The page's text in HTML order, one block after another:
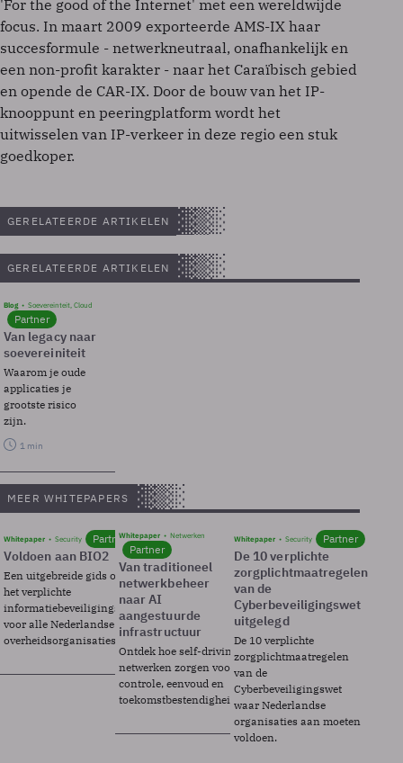
'For the good of the Internet' met een wereldwijde
focus. In maart 2009 exporteerde AMS-IX haar
succesformule - netwerkneutraal, onafhankelijk en
een non-profit karakter - naar het Caraïbisch gebied
en opende de CAR-IX. Door de bouw van het IP-
knooppunt en peeringplatform wordt het
uitwisselen van IP-verkeer in deze regio een stuk
goedkoper.
GERELATEERDE ARTIKELEN
GERELATEERDE ARTIKELEN
Blog Soevereinteit, Cloud
Partner
Van legacy naar
soevereiniteit
Waarom je oude
applicaties je
grootste risico
zijn.
1 min
MEER WHITEPAPERS
Whitepaper Security Partner
Voldoen aan BIO2
Een uitgebreide gids over BIO2,
het verplichte
informatiebeveiligingsframework
voor alle Nederlandse
overheidsorganisaties.
Whitepaper Netwerken
Partner
Van traditioneel
netwerkbeheer
naar AI
aangestuurde
infrastructuur
Ontdek hoe self-driving
netwerken zorgen voor
controle, eenvoud en
toekomstbestendigheid.
Whitepaper Security Partner
De 10 verplichte
zorgplichtmaatregelen
van de
Cyberbeveiligingswet
uitgelegd
De 10 verplichte
zorgplichtmaatregelen
van de
Cyberbeveiligingswet
waar Nederlandse
organisaties aan moeten
voldoen.